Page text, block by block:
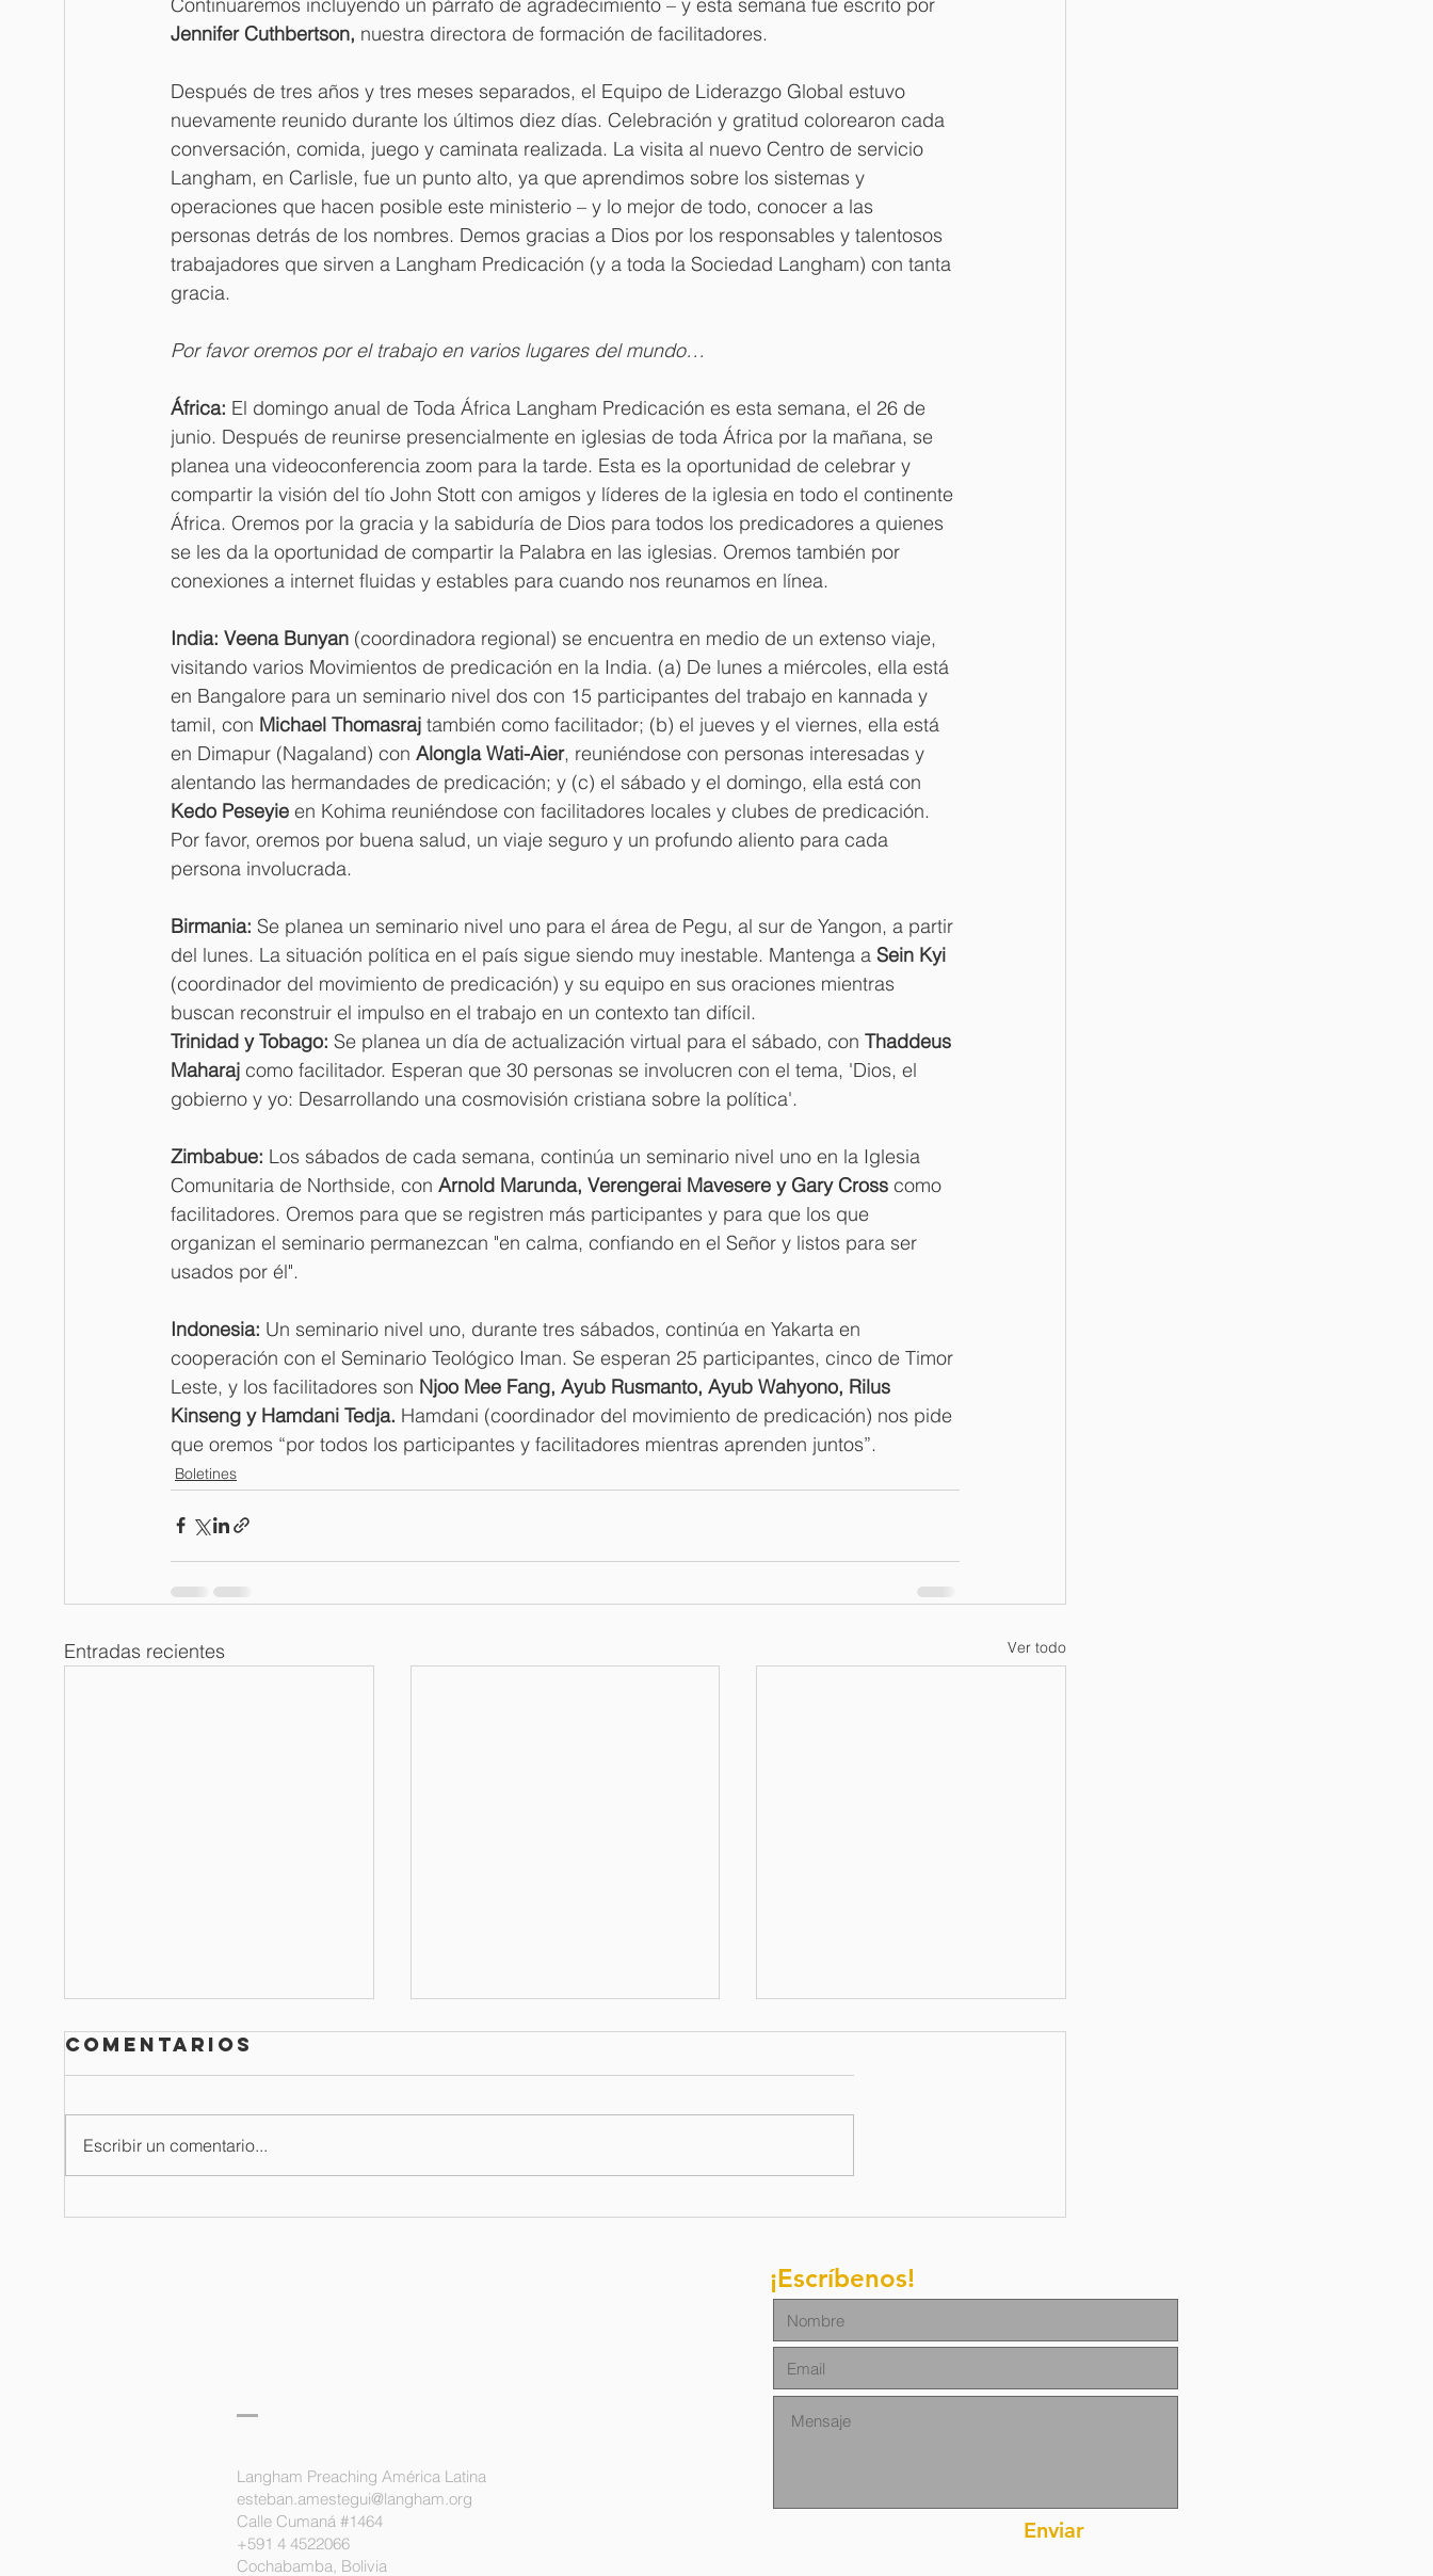
Jennifer Cuthbertson, nuestra directora de formación de facilitadores.
Después de tres años y tres meses separados, el Equipo de Liderazgo Global estuvo
nuevamente reunido durante los últimos diez días. Celebración y gratitud colorearon cada
conversación, comida, juego y caminata realizada. La visita al nuevo Centro de servicio
Langham, en Carlisle, fue un punto alto, ya que aprendimos sobre los sistemas y
operaciones que hacen posible este ministerio – y lo mejor de todo, conocer a las
personas detrás de los nombres. Demos gracias a Dios por los responsables y talentosos
trabajadores que sirven a Langham Predicación (y a toda la Sociedad Langham) con tanta
gracia.
Por favor oremos por el trabajo en varios lugares del mundo…
África: El domingo anual de Toda África Langham Predicación es esta semana, el 26 de
junio. Después de reunirse presencialmente en iglesias de toda África por la mañana, se
planea una videoconferencia zoom para la tarde. Esta es la oportunidad de celebrar y
compartir la visión del tío John Stott con amigos y líderes de la iglesia en todo el continente
África. Oremos por la gracia y la sabiduría de Dios para todos los predicadores a quienes
se les da la oportunidad de compartir la Palabra en las iglesias. Oremos también por
conexiones a internet fluidas y estables para cuando nos reunamos en línea.
India: Veena Bunyan (coordinadora regional) se encuentra en medio de un extenso viaje,
visitando varios Movimientos de predicación en la India. (a) De lunes a miércoles, ella está
en Bangalore para un seminario nivel dos con 15 participantes del trabajo en kannada y
tamil, con Michael Thomasraj también como facilitador; (b) el jueves y el viernes, ella está
en Dimapur (Nagaland) con Alongla Wati-Aier, reuniéndose con personas interesadas y
alentando las hermandades de predicación; y (c) el sábado y el domingo, ella está con
Kedo Peseyie en Kohima reuniéndose con facilitadores locales y clubes de predicación.
Por favor, oremos por buena salud, un viaje seguro y un profundo aliento para cada
persona involucrada.
Birmania: Se planea un seminario nivel uno para el área de Pegu, al sur de Yangon, a partir
del lunes. La situación política en el país sigue siendo muy inestable. Mantenga a Sein Kyi
(coordinador del movimiento de predicación) y su equipo en sus oraciones mientras
buscan reconstruir el impulso en el trabajo en un contexto tan difícil.
Trinidad y Tobago: Se planea un día de actualización virtual para el sábado, con Thaddeus
Maharaj como facilitador. Esperan que 30 personas se involucren con el tema, 'Dios, el
gobierno y yo: Desarrollando una cosmovisión cristiana sobre la política'.
Zimbabue: Los sábados de cada semana, continúa un seminario nivel uno en la Iglesia
Comunitaria de Northside, con Arnold Marunda, Verengerai Mavesere y Gary Cross como
facilitadores. Oremos para que se registren más participantes y para que los que
organizan el seminario permanezcan "en calma, confiando en el Señor y listos para ser
usados por él".
Indonesia: Un seminario nivel uno, durante tres sábados, continúa en Yakarta en
cooperación con el Seminario Teológico Iman. Se esperan 25 participantes, cinco de Timor
Leste, y los facilitadores son Njoo Mee Fang, Ayub Rusmanto, Ayub Wahyono, Rilus
Kinseng y Hamdani Tedja. Hamdani (coordinador del movimiento de predicación) nos pide
que oremos “por todos los participantes y facilitadores mientras aprenden juntos”.
Boletines
Entradas recientes Ver todo
Boletín de
Boletín de
Boletim de
junho de 2026
Comentarios
Escribir un comentario...
Langham Preaching América Latina
esteban.amestegui@langham.org
Calle Cumaná #1464
+591 4 4522066
Cochabamba, Bolivia
Enviar
¡Escríbenos!